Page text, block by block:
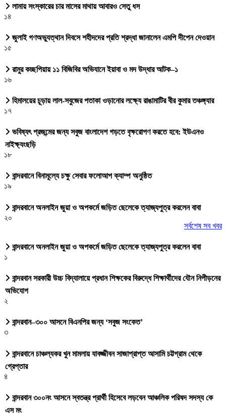
লামায় সংস্কারের চার মাসের মাথায় আবারও সেতু ধস
১৪
জুলাই গণঅভ্যুত্থান দিবসে শহীদদের প্রতি শ্রদ্ধা জানালেন এমপি দীপেন দেওয়ান
১৫
রামুর কচ্ছপিয়ায় ১১ বিজিবির অভিযানে ইয়াবা ও মদ উদ্ধার আটক–১
১৬
হিমালয়ের চূড়ায় লাল-সবুজের পতাকা ওড়ানোর লক্ষ্যে রাঙামাটির বীর কুমার তঞ্চঙ্গ্যার
১৭
ভবিষ্যৎ প্রজন্মের জন্য সবুজ বাংলাদেশ গড়তে বৃক্ষরোপণ করতে হবে: ইউএনও
নাইক্ষ্যংছড়ি
১৮
বান্দরবানে বিনামূল্যে চক্ষু সেবার ফলোআপ ক্যাম্প অনুষ্ঠিত
১৯
বান্দরবানে অনলাইন জুয়া ও অপকর্মে জড়িত ছেলেকে ত্যাজ্যপুত্র করলেন বাবা
২০
সর্বশেষ সব খবর
বান্দরবানে অনলাইন জুয়া ও অপকর্মে জড়িত ছেলেকে ত্যাজ্যপুত্র করলেন বাবা
১
বান্দরবান সরকারী উচ্চ বিদ্যালায়ে প্রধান শিক্ষকের বিরুদ্ধে শিক্ষার্থীদের যৌন নিপীড়নের
অভিযোগ
২
বান্দরবান–৩০০ আসনে বিএনপির জন্য ‘সবুজ সংকেত’
৩
বান্দরবানে চাঞ্চল্যকর খুন মামলায় যাবজ্জীবন সাজাপ্রাপ্ত আসামি চট্টগ্রাম থেকে
গ্রেপ্তার
৪
বান্দরবান ৩০০নং আসনে স্বতন্ত্র প্রার্থী হিসেবে লড়বেন আঞ্চলিক পরিষদ সদস্য কে
এস মং